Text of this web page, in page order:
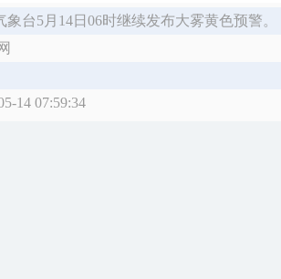
象台5月14日06时继续发布大雾黄色预警。
14 07:59:34